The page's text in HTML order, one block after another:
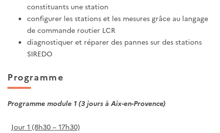
constituants une station
configurer les stations et les mesures grâce au langage
de commande routier LCR
diagnostiquer et réparer des pannes sur des stations
SIREDO
Programme
Programme module 1 (3 jours à Aix-en-Provence)
Jour 1 (8h30 – 17h30)